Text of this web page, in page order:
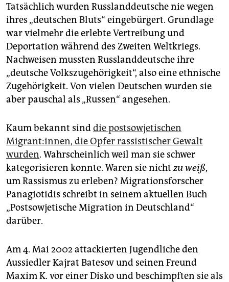
Tatsächlich wurden Russlanddeutsche nie wegen
ihres „deutschen Bluts“ eingebürgert. Grundlage
war vielmehr die erlebte Vertreibung und
Deportation während des Zweiten Weltkriegs.
Nachweisen mussten Russlanddeutsche ihre
„deutsche Volkszugehörigkeit“, also eine ethnische
Zugehörigkeit. Von vielen Deutschen wurden sie
aber pauschal als „Russen“ angesehen.
Kaum bekannt sinddie postsowjetischen
Migrant:innen, die Opfer rassistischer Gewalt
wurden. Wahrscheinlich weil man sie schwer
kategorisieren konnte. Waren sie nicht zu weiß,
um Rassismus zu erleben? Migrationsforscher
Panagiotidis schreibt in seinem aktuellen Buch
„Postsowjetische Migration in Deutschland“
darüber.
Am 4. Mai 2002 attackierten Jugendliche den
Aussiedler Kajrat Batesov und seinen Freund
Maxim K. vor einer Disko und beschimpften sie als